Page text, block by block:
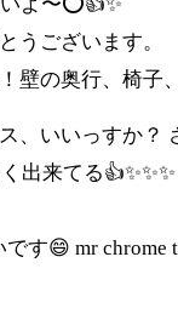
うございます。
壁の奥行、椅子
、いいっすか？
出来てる👍✨✨✨
す😄 mr chrome